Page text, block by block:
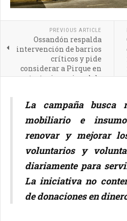
PREVIOUS ARTICLE
Ossandón respalda
intervención de barrios
críticos y pide
considerar a Pirque en
estrategia nacional de
La campaña busca
mobiliario e
renovar y mejorar
voluntarios y
diariamente para
La iniciativa no
de donaciones en